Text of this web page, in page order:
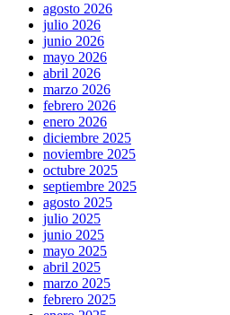
agosto 2026
julio 2026
junio 2026
mayo 2026
abril 2026
marzo 2026
febrero 2026
enero 2026
diciembre 2025
noviembre 2025
octubre 2025
septiembre 2025
agosto 2025
julio 2025
junio 2025
mayo 2025
abril 2025
marzo 2025
febrero 2025